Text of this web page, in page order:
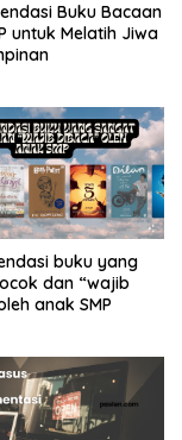
Buku Bacaan
untuk Melatih Jiwa
buku yang
dan “wajib
anak SMP